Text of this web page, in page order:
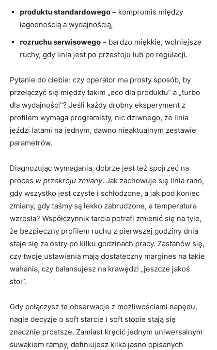
produktu standardowego – kompromis między
łagodnością a wydajnością,
rozruchu serwisowego – bardzo miękkie, wolniejsze
ruchy, gdy linia jest po przestoju lub po regulacji.
Pytanie do ciebie: czy operator ma prosty sposób, by
przełączyć się między takim „eco dla produktu” a „turbo
dla wydajności”? Jeśli każdy drobny eksperyment z
profilem wymaga programisty, nic dziwnego, że linia
jeździ latami na jednym, dawno nieaktualnym zestawie
parametrów.
Diagnozując wymagania, dobrze jest też spojrzeć na
proces w przekroju zmiany. Jak zachowuje się linia rano,
gdy wszystko jest czyste i schłodzone, a jak pod koniec
zmiany, gdy taśmy są lekko zabrudzone, a temperatura
wzrosła? Współczynnik tarcia potrafi zmienić się na tyle,
że bezpieczny profilem ruchu z pierwszej godziny dnia
staje się za ostry po kilku godzinach pracy. Zastanów się,
czy twoje ustawienia mają dostateczny margines na takie
wahania, czy balansujesz na krawędzi „jeszcze jakoś
stoi”.
Gdy połączysz te obserwacje z możliwościami napędu,
nagle decyzje o soft starcie i soft stopie stają się
znacznie prostsze. Zamiast kręcić jednym uniwersalnym
suwakiem rampy, definiujesz kilka jasno opisanych